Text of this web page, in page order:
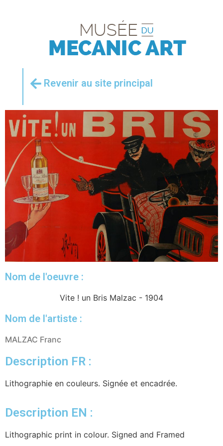
Revenir au site principal
Nom de l'oeuvre :
Vite ! un Bris Malzac - 1904
Nom de l'artiste :
MALZAC Franc
Description FR :
Lithographie en couleurs. Signée et encadrée.
Description EN :
Lithographic print in colour. Signed and Framed